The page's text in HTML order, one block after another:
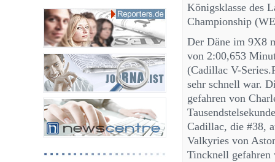
Königsklasse des
Championship
Der Däne im 9X8
von 2:00,653
(Cadillac V-
sehr schnell war.
gefahren von
Cadillac, die #38,
Valkyries von
Tincknell gefahren